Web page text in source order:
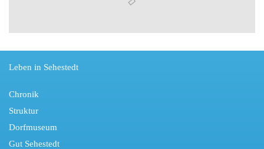
Leben in Sehestedt
Chronik
Struktur
Dorfmuseum
Gut Sehestedt